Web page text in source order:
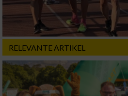
RELEVANTE ARTIKEL